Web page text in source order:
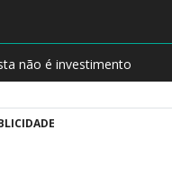
não é investimento